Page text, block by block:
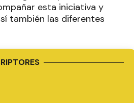
esta iniciativa y
también las diferentes